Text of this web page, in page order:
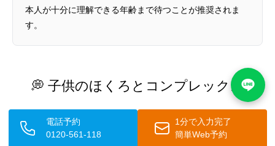
本人が十分に理解できる年齢まで待つことが推奨されま
す。
💭 子供のほくろとコンプレックス
子供のほくろは、単なる身体的な問題だけでなく、心理的な影響
をもたらす ことがあります。特に顔や目立つ部位にあるほくろ
電話予約
0120-561-118
1分で入力完了
簡単Web予約